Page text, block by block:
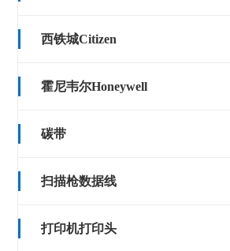
西铁城Citizen
霍尼韦尔Honeywell
碳带
扫描枪数据线
打印机打印头